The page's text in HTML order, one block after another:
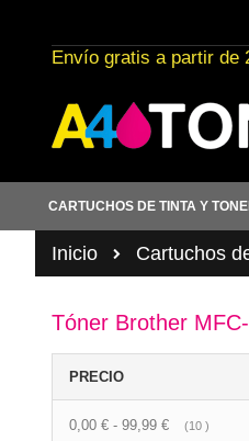
al
contenido
Envío gratis a partir de
CARTUCHOS DE TINTA Y
Inicio Cartuchos
Tóner Brother
PRECIO
0,00 € - 99,99 € 10 artículo